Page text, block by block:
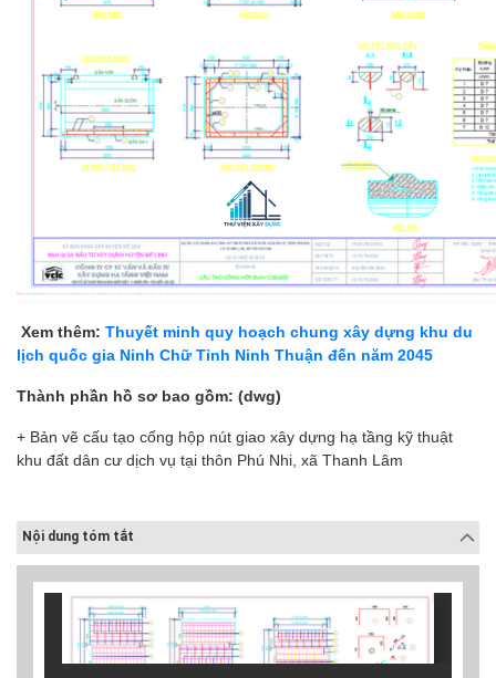
Xem thêm: Thuyết minh quy hoạch chung xây dựng khu du
lịch quốc gia Ninh Chữ Tỉnh Ninh Thuận đến năm 2045
Thành phần hồ sơ bao gồm: (dwg)
+ Bản vẽ cấu tạo cống hộp nút giao xây dựng hạ tầng kỹ thuật
khu đất dân cư dịch vụ tại thôn Phú Nhi, xã Thanh Lâm
Nội dung tóm tắt